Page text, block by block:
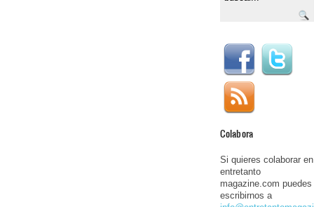
Colabora
Si quieres colaborar en
entretanto
magazine.com puedes
escribirnos a